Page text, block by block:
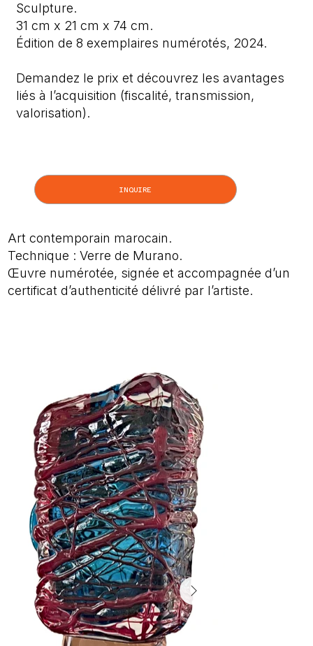
Sculpture.
31 cm x 21 cm x 74 cm.
Édition de 8 exemplaires numérotés, 2024.
Demandez le prix et découvrez les avantages
liés à l’acquisition (fiscalité, transmission,
valorisation).
INQUIRE
Art contemporain marocain.
Technique : Verre de Murano.
Œuvre numérotée, signée et accompagnée d’un
certificat d’authenticité délivré par l’artiste.